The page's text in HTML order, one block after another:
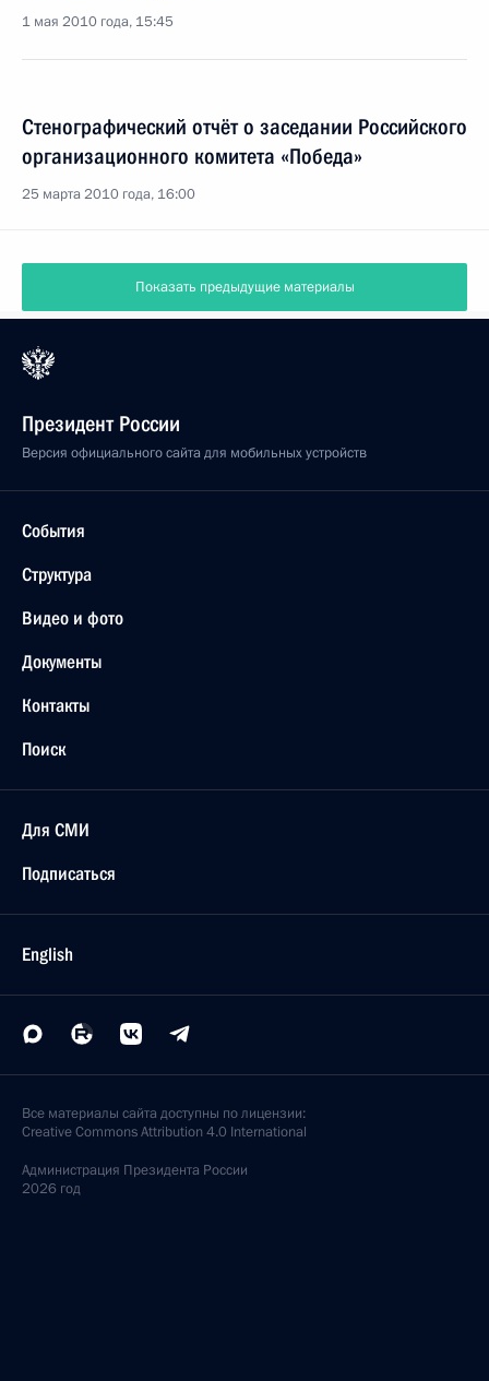
1 мая 2010 года, 15:45
Стенографический отчёт о заседании Российского
организационного комитета «Победа»
25 марта 2010 года, 16:00
Показать предыдущие материалы
Президент России
Версия официального сайта для мобильных устройств
События
Структура
Видео и фото
Документы
Контакты
Поиск
Для СМИ
Подписаться
English
Все материалы сайта доступны по лицензии:
Creative Commons Attribution 4.0 International
Администрация Президента России
2026 год